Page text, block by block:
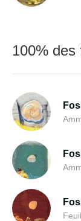
100% des